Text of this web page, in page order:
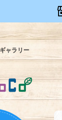
ャラリー